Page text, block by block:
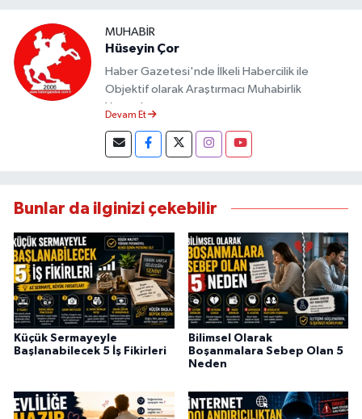
MUHABIR
Hüseyin Çor
Haber Gazetesi'nde İlkeli Habercilik ile
Objektif olarak Araştırmacı Muhabirlik
Yapmaktayım.
Devam Et
Bunlar da ilginizi çekebilir
Küçük Sermayeyle
Başlanabilecek 5 İş Fikirleri
Bilimsel Olarak
Boşanmalara Sebep Olan 5
Neden